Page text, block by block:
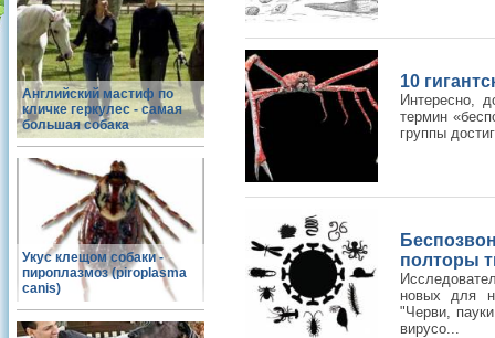
Английский мастиф по
кличке геркулес - самая
большая собака
Укус клещом собаки -
пироплазмоз (piroplasma
canis)
10
Интересно,
термин
группы
полторы
новых для
"Черви,
вирусо...